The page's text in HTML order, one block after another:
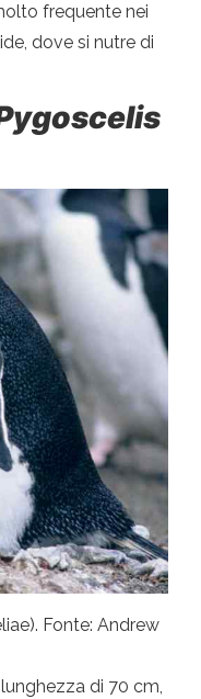
frequente nei
dove si nutre di
Fonte: Andrew
di 70 cm,